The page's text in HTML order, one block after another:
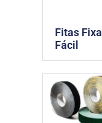
Fitas Fixa
Fácil